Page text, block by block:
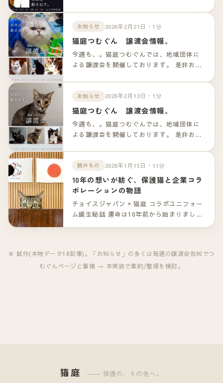
お知らせ 2026年2月21日・1分
猫庭つむぐん 譲渡会情報。
今週も、。猫庭つむぐんでは、地域団体に
よる譲渡会を開催しております。 是非お気
リンクよりご確認下さいませ。
お知らせ 2026年2月13日・1分
猫庭つむぐん 譲渡会情報。
今週も、。猫庭つむぐんでは、地域団体に
よる譲渡会を開催しております。 是非お気
ゃん。（一部掲載）
読みもの 2026年1月15日・11分
10年の想いが紡ぐ、保護猫と企業コラ
ボレーションの物語
チョイスジャパン × 猫庭 コラボユニフォー
ム誕生秘話 運命は10年前から始まりまし
た。 企業として保護猫活動を支援する――
その形は「コラボレーションユニフォー
※ 試作(本物データ18記事)。「お知らせ」の多くは毎週の譲渡会告知でつ
むぐんページと重複 → 本実装で集約/整理を検討。
猫庭 ―― 保護の、その先へ。